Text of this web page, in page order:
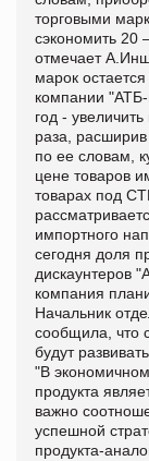
торговыми
сэкономить 20
отмечает
марок
компании
год -
раза,
по ее словам,
цене товаров
товарах под
импортного
сегодня доля
дискаунтеров
компания
Начальник
сообщила, что
будут
"В
продукта
важно
успешной
продукта-